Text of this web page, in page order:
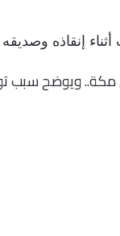
سبب تواجدهما في المكان!